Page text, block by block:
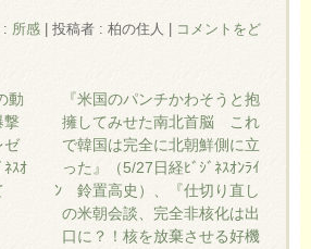
: 所感 投稿者 : 柏の住人
コメントをど
動
撃
ゼ
ｽｵ
『米国のパンチかわそうと抱
擁してみせた南北首脳 これ
で韓国は完全に北朝鮮側に立
った』（5/27日経ﾋﾞｼﾞﾈｽｵﾝﾗｲ
ﾝ 鈴置高史）、『仕切り直し
の米朝会談、完全非核化は出
口に？！核を放棄させる好機